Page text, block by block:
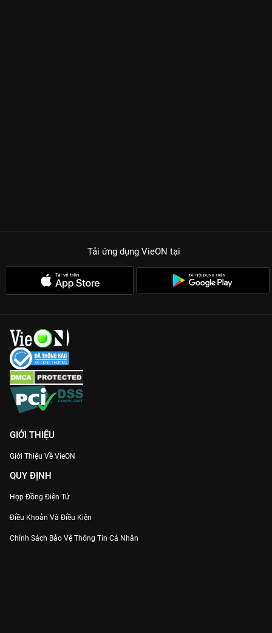
Tải ứng dụng VieON tại
GIỚI THIỆU
Giới Thiệu Về VieON
QUY ĐỊNH
Hợp Đồng Điện Tử
Điều Khoản Và Điều Kiện
Chính Sách Bảo Vệ Thông Tin Cá Nhân